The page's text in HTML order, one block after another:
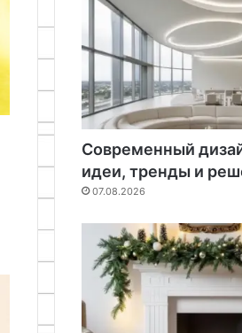
Современный
идеи, тренды и
07.08.2026